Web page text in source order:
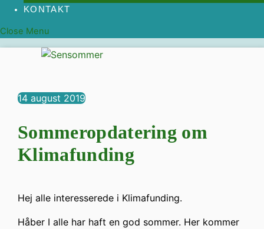
KONTAKT
Close Menu
14 august 2019
Sommeropdatering om
Klimafunding
Hej alle interesserede i Klimafunding.
Håber I alle har haft en god sommer. Her kommer